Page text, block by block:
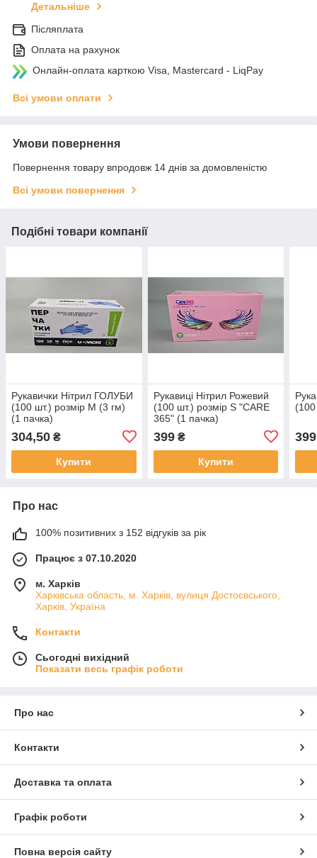
Детальніше
Післяплата
Оплата на рахунок
Онлайн-оплата карткою Visa, Mastercard - LiqPay
Всі умови оплати
Умови повернення
Повернення товару впродовж 14 днів за домовленістю
Всі умови повернення
Подібні товари компанії
Рукавички Нітрил ГОЛУБИ
(100 шт.) розмір М (3 гм)
(1 пачка)
304,50 ₴
Купити
Рукавиці Нітрил Рожевий
(100 шт.) розмір S "CARE
365" (1 пачка)
399₴
Купити
399
Про нас
100% позитивних з 152 відгуків за рік
Працює з 07.10.2020
м. Харків
Харківська область, м. Харків, вулиця Достоєвського,
Харків, Україна
Контакти
Сьогодні вихідний
Показати весь графік роботи
Про нас
Контакти
Доставка та оплата
Графік роботи
Повна версія сайту